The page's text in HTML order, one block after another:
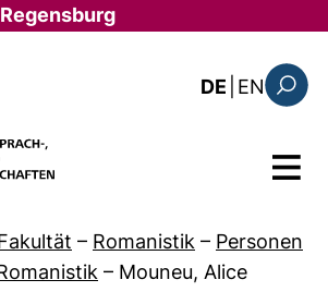
Direkt zum Inhalt
DE EN: the
Menü
– Romanistik – Personen
– Mouneu, Alice